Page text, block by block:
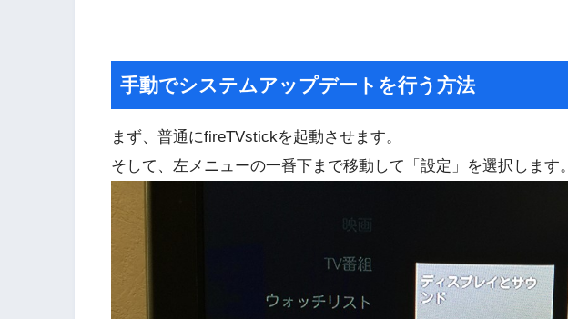
手動でシステムアップデートを行う方法
まず、普通にfireTVstickを起動させます。
そして、左メニューの一番下まで移動して「設定」を選択します。